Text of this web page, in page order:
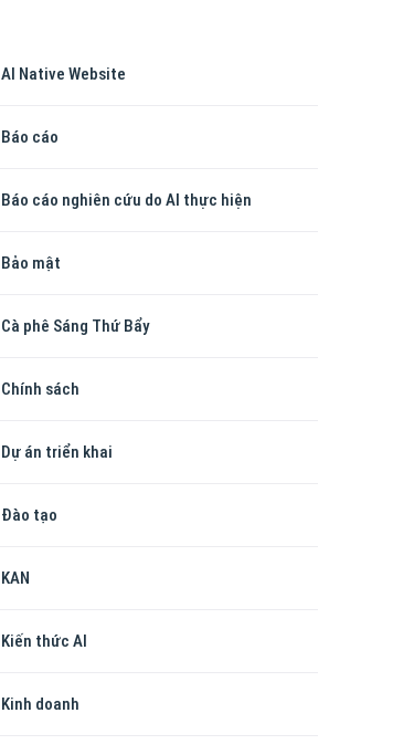
AI Native Website
Báo cáo
Báo cáo nghiên cứu do AI thực hiện
Bảo mật
Cà phê Sáng Thứ Bẩy
Chính sách
Dự án triển khai
Đào tạo
KAN
Kiến thức AI
Kinh doanh